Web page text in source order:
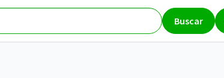
Buscar